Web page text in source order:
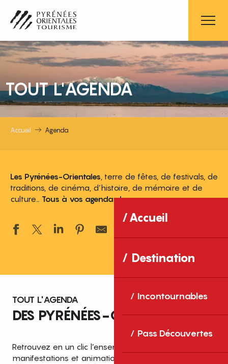
contenu
principal
Accueil
Destination
Incontournables
Pass Découvertes
TOUT L'AGENDA
Accueil Agenda
Les Pyrénées-Orientales , terre de fêtes, de festivals, de
traditions, de cinéma, d’histoire, de mémoire et de
culture… Tous à vos agendas !
TOUT L'AGENDA
DES PYRÉNÉES-ORIENTALES
Retrouvez en un clic l’ensemble des fêtes,
manifestations et animations recensées dans le